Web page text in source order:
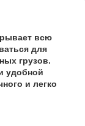
всю
для
грузов.
удобной
и легко